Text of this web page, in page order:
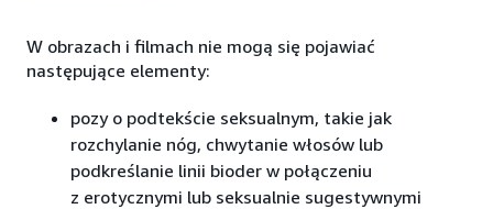
W obrazach i filmach nie mogą się pojawiać
następujące elementy:
pozy o podtekście seksualnym, takie jak
rozchylanie nóg, chwytanie włosów lub
podkreślanie linii bioder w połączeniu
z erotycznymi lub seksualnie sugestywnymi